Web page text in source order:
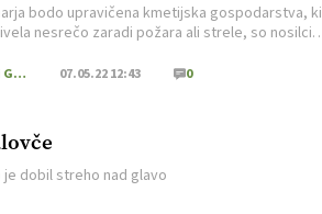
bodo upravičena kmetijska gospodarstva, ki
nesrečo zaradi požara ali strele, so nosilci
za delo.
Kmečki Glas 07.05.22 12:43 0
je dobil streho nad glavo